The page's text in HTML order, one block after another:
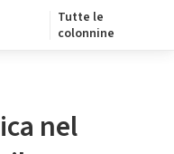
Tutte le
colonnine
nel